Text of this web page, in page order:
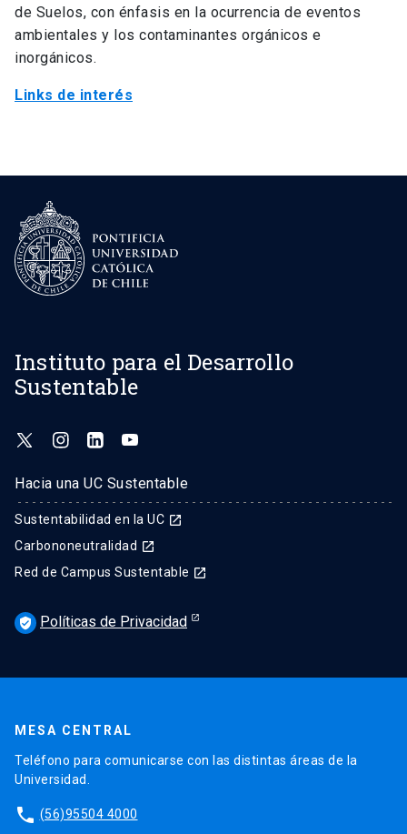
de Suelos, con énfasis en la ocurrencia de eventos
ambientales y los contaminantes orgánicos e
inorgánicos.
Links de interés
Instituto para el Desarrollo
Sustentable
Hacia una UC Sustentable
Sustentabilidad en la UC launch
Carbononeutralidad launch
Red de Campus Sustentable launch
verified_user Políticas de Privacidad
MESA CENTRAL
Teléfono para comunicarse con las distintas áreas de la
Universidad.
phone (56)95504 4000